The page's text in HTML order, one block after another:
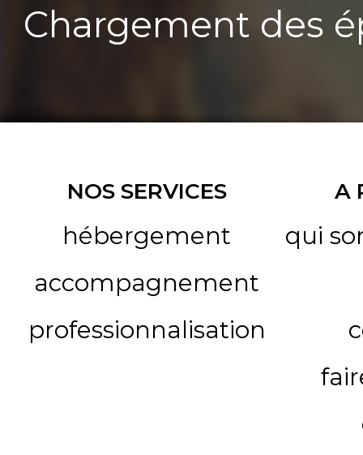
Chargement des
NOS SERVICES
hébergement
accompagnement
professionnalisation
A
qui